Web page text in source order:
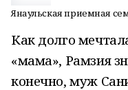
Янаульская приемная
Как долго
«мама», Рамзия
конечно, муж